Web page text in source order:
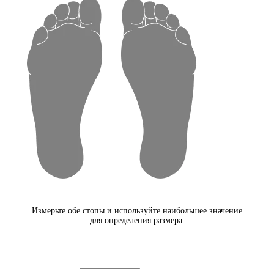
Измерьте обе стопы и используйте наибольшее значение
для определения размера.